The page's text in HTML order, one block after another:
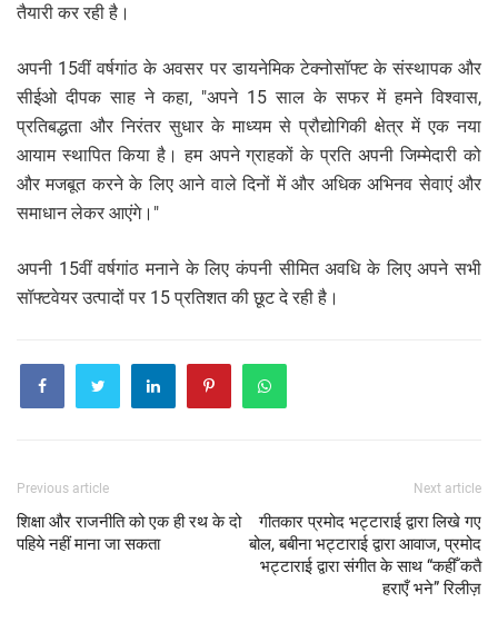
तैयारी कर रही है।
अपनी 15वीं वर्षगांठ के अवसर पर डायनेमिक टेक्नोसॉफ्ट के संस्थापक और
सीईओ दीपक साह ने कहा, "अपने 15 साल के सफर में हमने विश्वास,
प्रतिबद्धता और निरंतर सुधार के माध्यम से प्रौद्योगिकी क्षेत्र में एक नया
आयाम स्थापित किया है। हम अपने ग्राहकों के प्रति अपनी जिम्मेदारी को
और मजबूत करने के लिए आने वाले दिनों में और अधिक अभिनव सेवाएं और
समाधान लेकर आएंगे।"
अपनी 15वीं वर्षगांठ मनाने के लिए कंपनी सीमित अवधि के लिए अपने सभी
सॉफ्टवेयर उत्पादों पर 15 प्रतिशत की छूट दे रही है।
Previous article
शिक्षा और राजनीति को एक ही रथ के दो
पहिये नहीं माना जा सकता
Next article
गीतकार प्रमोद भट्टाराई द्वारा लिखे गए
बोल, बबीना भट्टाराई द्वारा आवाज, प्रमोद
भट्टाराई द्वारा संगीत के साथ “कहीँ कतै
हराएँ भने” रिलीज़